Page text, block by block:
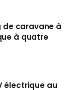
de caravane à
à quatre
électrique au